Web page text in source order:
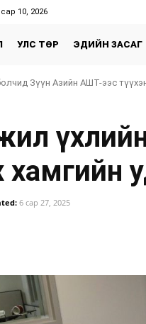
10, 2026
УЛС ТӨР ЭДИЙН ЗАСАГ
Зүүн Азийн АШТ-ээс
үхлийн
хамгийн
6 сар 27, 2025